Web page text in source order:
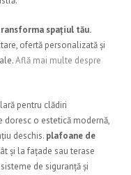
spațiul tău.
ofertă personalizată și
Află mai multe despre
pentru clădiri
doresc o estetică modernă,
deschis. plafoane de
și la fațade sau terase
de siguranță și